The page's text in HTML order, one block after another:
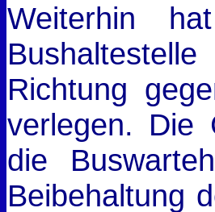
Weiterhin
Richtung
verlegen. Die
die
Beibehaltung